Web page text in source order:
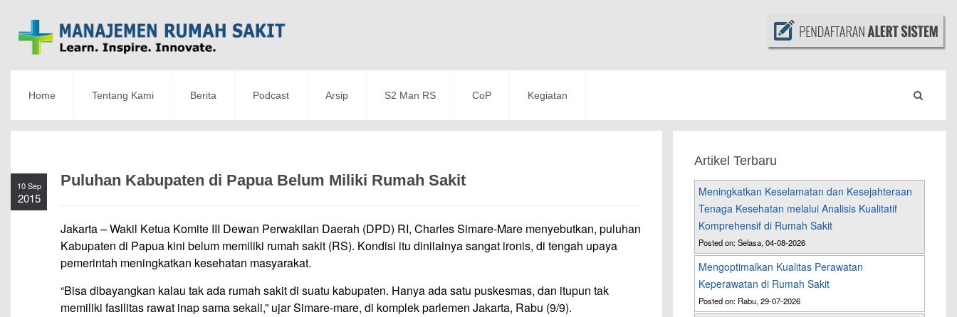
Home Tentang Kami Berita Podcast Arsip S2 Man RS CoP Kegiatan
10 Sep
2015
Puluhan Kabupaten di Papua Belum Miliki Rumah Sakit
Jakarta – Wakil Ketua Komite III Dewan Perwakilan Daerah (DPD) RI, Charles Simare-Mare menyebutkan, puluhan
Kabupaten di Papua kini belum memiliki rumah sakit (RS). Kondisi itu dinilainya sangat ironis, di tengah upaya
pemerintah meningkatkan kesehatan masyarakat.
“Bisa dibayangkan kalau tak ada rumah sakit di suatu kabupaten. Hanya ada satu puskesmas, dan itupun tak
memiliki fasilitas rawat inap sama sekali,” ujar Simare-mare, di komplek parlemen Jakarta, Rabu (9/9).
Artikel Terbaru
Meningkatkan Keselamatan dan Kesejahteraan
Tenaga Kesehatan melalui Analisis Kualitatif
Komprehensif di Rumah Sakit
Posted on: Selasa, 04-08-2026
Mengoptimalkan Kualitas Perawatan
Keperawatan di Rumah Sakit
Posted on: Rabu, 29-07-2026